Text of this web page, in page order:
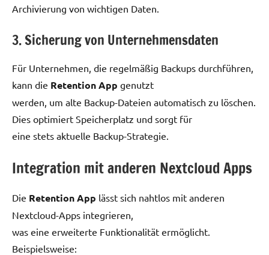
Archivierung von wichtigen Daten.
3. Sicherung von Unternehmensdaten
Für Unternehmen, die regelmäßig Backups durchführen,
kann die Retention App genutzt
werden, um alte Backup-Dateien automatisch zu löschen.
Dies optimiert Speicherplatz und sorgt für
eine stets aktuelle Backup-Strategie.
Integration mit anderen Nextcloud Apps
Die Retention App lässt sich nahtlos mit anderen
Nextcloud-Apps integrieren,
was eine erweiterte Funktionalität ermöglicht.
Beispielsweise: